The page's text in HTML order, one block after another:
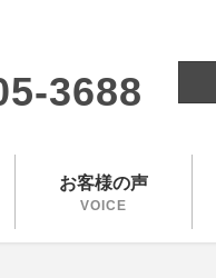
3688
お客様の声
VOICE